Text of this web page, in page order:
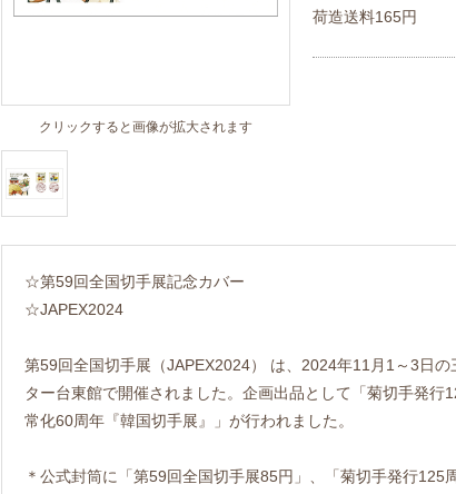
クリックすると画像が拡大されます
荷造送料165円
☆第59回全国切手展記念カバー
☆JAPEX2024
第59回全国切手展（JAPEX2024） は、2024年11月1～3日
ター台東館で開催されました。企画出品として「菊切手発行
常化60周年『韓国切手展』」が行われました。
＊公式封筒に「第59回全国切手展85円」、「菊切手発行125